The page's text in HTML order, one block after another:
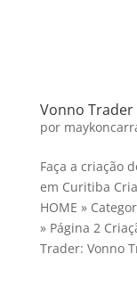
Vonno Trader
por
Faça a criação
em Curitiba
HOME »
» Página 2
Trader: Vonno